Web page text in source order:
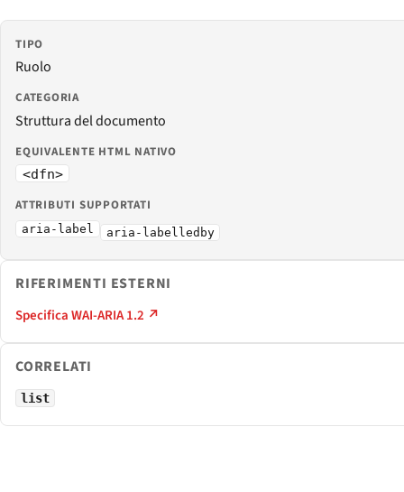
TIPO
Ruolo
CATEGORIA
Struttura del documento
EQUIVALENTE HTML NATIVO
<dfn>
ATTRIBUTI SUPPORTATI
aria-label aria-labelledby
RIFERIMENTI ESTERNI
Specifica WAI-ARIA 1.2 ↗
CORRELATI
list